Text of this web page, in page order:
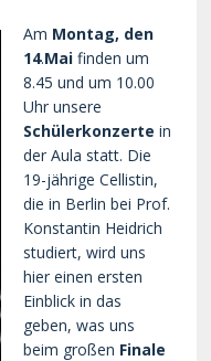
Am Montag, den
14.Maifinden um
8.45 und um 10.00
Uhr unsere
Schülerkonzertein
der Aula statt. Die
19-jährige Cellistin,
die in Berlin bei Prof.
Konstantin Heidrich
studiert, wird uns
hier einen ersten
Einblick in das
geben, was uns
beim großen Finale